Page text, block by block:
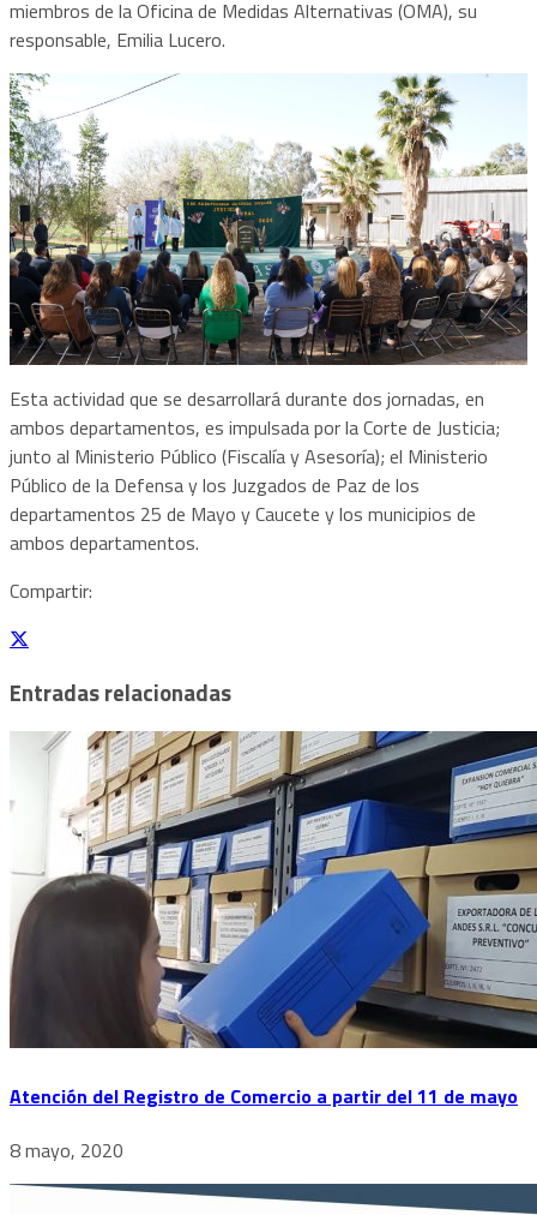
miembros de la Oficina de Medidas Alternativas (OMA), su
responsable, Emilia Lucero.
Esta actividad que se desarrollará durante dos jornadas, en
ambos departamentos, es impulsada por la Corte de Justicia;
junto al Ministerio Público (Fiscalía y Asesoría); el Ministerio
Público de la Defensa y los Juzgados de Paz de los
departamentos 25 de Mayo y Caucete y los municipios de
ambos departamentos.
Compartir:
Entradas relacionadas
Atención del Registro de Comercio a partir del 11 de mayo
8 mayo, 2020